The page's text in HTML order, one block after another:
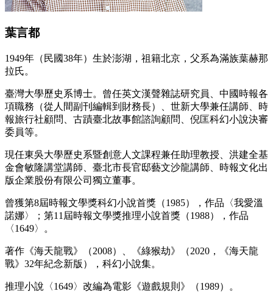
葉言都
1949年（民國38年）生於澎湖，祖籍北京，父系為滿族葉赫那
拉氏。
臺灣大學歷史系博士。曾任英文漢聲雜誌研究員、中國時報各
項職務（從人間副刊編輯到財務長）、世新大學兼任講師、時
報旅行社顧問、古蹟臺北故事館諮詢顧問、倪匡科幻小說決審
委員等。
現任東吳大學歷史系暨創意人文課程兼任助理教授、洪建全基
金會敏隆講堂講師、臺北市長官邸藝文沙龍講師、時報文化出
版企業股份有限公司獨立董事。
曾獲第8屆時報文學獎科幻小說首獎（1985），作品〈我愛溫
諾娜〉；第11屆時報文學獎推理小說首獎（1988），作品
〈1649〉。
著作《海天龍戰》（2008）、《綠猴劫》（2020，《海天龍
戰》32年紀念新版），科幻小說集。
推理小說〈1649〉改編為電影《遊戲規則》（1989）。